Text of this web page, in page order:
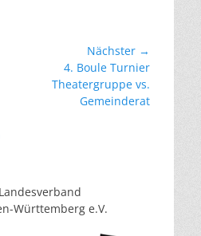
Nächster →
Nächster
Beitrag:
4. Boule Turnier
Theatergruppe vs.
Gemeinderat
Württemberg e.V.